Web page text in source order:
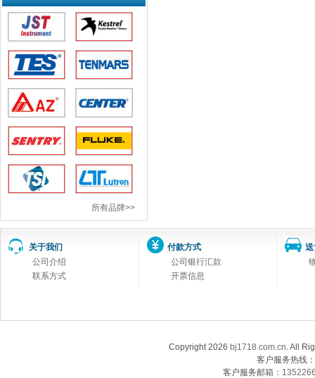
所有品牌>>
关于我们
公司介绍
联系方式
付款方式
公司银行汇款
开票信息
Copyright 2026 bj1718.com.cn. All
客户服务热线
客户服务邮箱：